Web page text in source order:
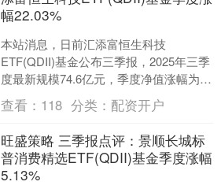
幅22.03%
本站消息，日前汇添富恒生科技
ETF(QDII)基金公布三季报，2025年三季
度最新规模74.6亿元，季度净值涨幅为
22.03%。 从业绩表现来看，汇添富恒生
科技....
查看： 118 分类： 配资开户
旺盛策略 三季报点评：景顺长城标
普消费精选ETF(QDII)基金季度涨幅
5.13%